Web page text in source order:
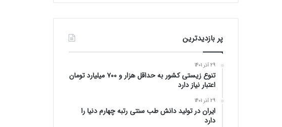
پر بازدیدترین
29 آذر 1401
تنوع زیستی کشور به حداقل هزار و ۷۰۰ میلیارد تومان
اعتبار نیاز دارد
29 آذر 1401
ایران در تولید دانش طب سنتی رتبه چهارم دنیا را
دارد